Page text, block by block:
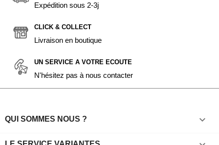
Expédition sous 2-3j
CLICK & COLLECT
Livraison en boutique
UN SERVICE A VOTRE ECOUTE
N'hésitez pas à nous contacter
QUI SOMMES NOUS ? 